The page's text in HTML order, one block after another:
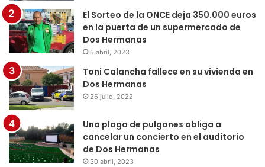
El Sorteo de la ONCE deja 350.000 euros
en la puerta de un supermercado de
Dos Hermanas
5 abril, 2023
Toni Calancha fallece en su vivienda en
Dos Hermanas
25 julio, 2022
Una plaga de pulgones obliga a
cancelar un concierto en el auditorio
de Dos Hermanas
30 abril, 2023